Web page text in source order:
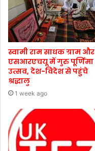
स्वामी राम साधक ग्राम और
एसआरएचयू में गुरु पूर्णिमा
उत्सव, देश-विदेश से पहुंचे
श्रद्धालु
1 week ago